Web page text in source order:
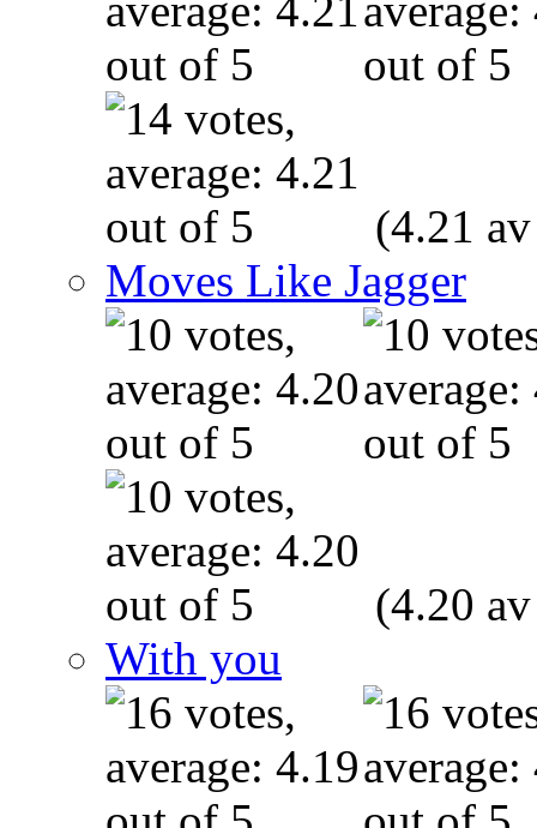
(4.21
Moves Like Jagger
(4.20
With you